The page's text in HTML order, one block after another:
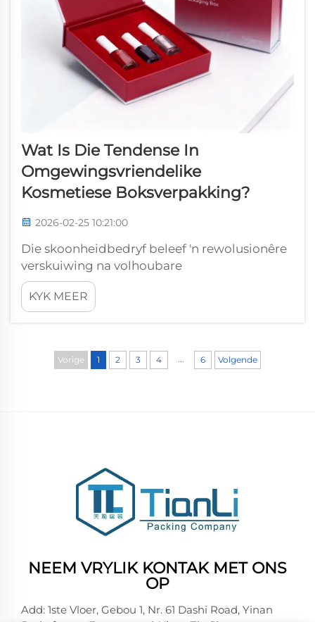
Wat Is Die Tendense In
Omgewingsvriendelike
Kosmetiese Boksverpakking?
2026-02-25 10:21:00
Die skoonheidbedryf beleef 'n rewolusionêre
verskuiwing na volhoubare
verpakkingsoplossings, met
omgewingsvriendelike kosmetiese
boksontwerpe wat hierdie transformasie lei.
omgewingsbewus raak, besef handelsmerke
dat hulle ...
KYK MEER
Vorige 1 2 3 4 ... 6 Volgende
NEEM VRYLIK KONTAK MET ONS
OP
Add: 1ste Vloer, Gebou 1, Nr. 61 Dashi Road, Yinan